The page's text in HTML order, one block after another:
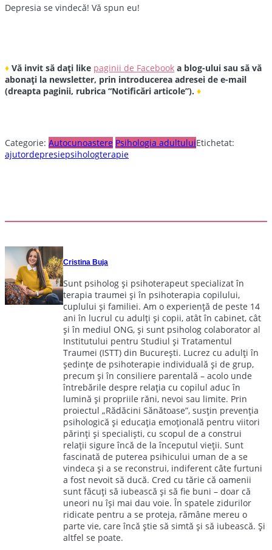
Depresia se vindecă! Vă spun eu!
♦ Vă invit să dați like paginii de Facebook a blog-ului sau să vă
abonați la newsletter, prin introducerea adresei de e-mail
(dreapta paginii, rubrica “Notificări articole”). ♦
Categorie: Autocunoastere Psihologia adultuluiEtichetat:
ajutordepresiepsihologterapie
Cristina Buja
Sunt psiholog și psihoterapeut specializat în
terapia traumei și în psihoterapia copilului,
cuplului și familiei. Am o experiență de peste 14
ani în lucrul cu adulți și copii, atât în cabinet, cât
și în mediul ONG, și sunt psiholog colaborator al
Institutului pentru Studiul și Tratamentul
Traumei (ISTT) din București. Lucrez cu adulți în
ședințe de psihoterapie individuală și de grup,
precum și în consiliere parentală – acolo unde
întrebările despre relația cu copilul aduc în
lumină și propriile răni, nevoi sau limite. Prin
proiectul „Rădăcini Sănătoase”, susțin prevenția
psihologică și educația emoțională pentru viitori
părinți și specialiști, cu scopul de a construi
relații sigure încă de la începutul vieții. Sunt
fascinată de puterea psihicului uman de a se
vindeca și a se reconstrui, indiferent câte furtuni
a fost nevoit să ducă. Cred cu tărie că oamenii
sunt făcuți să iubească și să fie buni – doar că
uneori nu își mai dau voie. În spatele zidurilor
ridicate pentru a se proteja, rămâne mereu o
parte vie, care încă știe să simtă și să iubească. Și
altfel se poate.